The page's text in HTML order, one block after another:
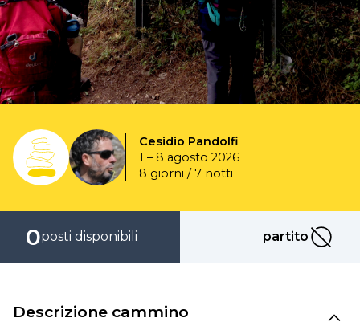
Cesidio Pandolfi
1 – 8 agosto 2026
8 giorni / 7 notti
0posti disponibili partito partito
Descrizione cammino